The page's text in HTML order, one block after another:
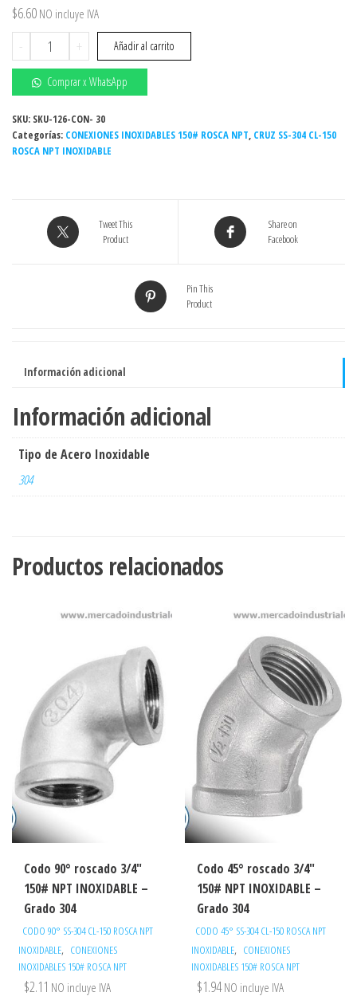
$6.60 NO incluye IVA
-
Cruz
roscada
1"
150#
NPT
INOXIDABLE
-
cantidad
+ Añadir al carrito
Comprar x WhatsApp
SKU: SKU-126-CON- 30
Categorías: CONEXIONES INOXIDABLES 150# ROSCA NPT, CRUZ SS-304 CL-150
ROSCA NPT INOXIDABLE
Tweet This
Product
Share on
Facebook
Pin This
Product
Información adicional
Información adicional
Tipo de Acero Inoxidable
304
Productos relacionados
Codo 90° roscado 3/4″
150# NPT INOXIDABLE –
Grado 304
CODO 90° SS-304 CL-150 ROSCA NPT
INOXIDABLE, CONEXIONES
INOXIDABLES 150# ROSCA NPT
$2.11 NO incluye IVA
Codo 45° roscado 3/4″
150# NPT INOXIDABLE –
Grado 304
CODO 45° SS-304 CL-150 ROSCA NPT
INOXIDABLE, CONEXIONES
INOXIDABLES 150# ROSCA NPT
$1.94NO incluye IVA